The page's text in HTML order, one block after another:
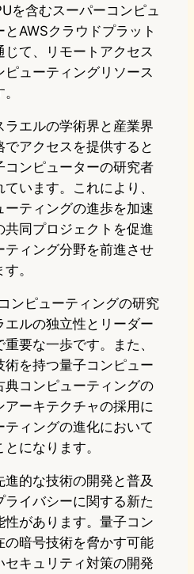
を含むスーパーコンピュ
AWSクラウドプラット
て、リモートアクセス
ューティングリソース
ラエルの学術界と産業界
アクセスを提供すると
コンピューターの研究者
います。これにより、
ティングの進歩を加速
共同プロジェクトを促進
ティング分野を前進させ
。
ンピューティングの研究
エルの独立性とリーダー
要な一歩です。また、
を持つ量子コンピュー
典コンピューティングの
ーキテクチャの採用に
ィングの進化において
になります。
的な技術の開発と普及
イバシーに関する新た
があります。量子コン
の暗号技術を脅かす可能
キュリティ対策の開発